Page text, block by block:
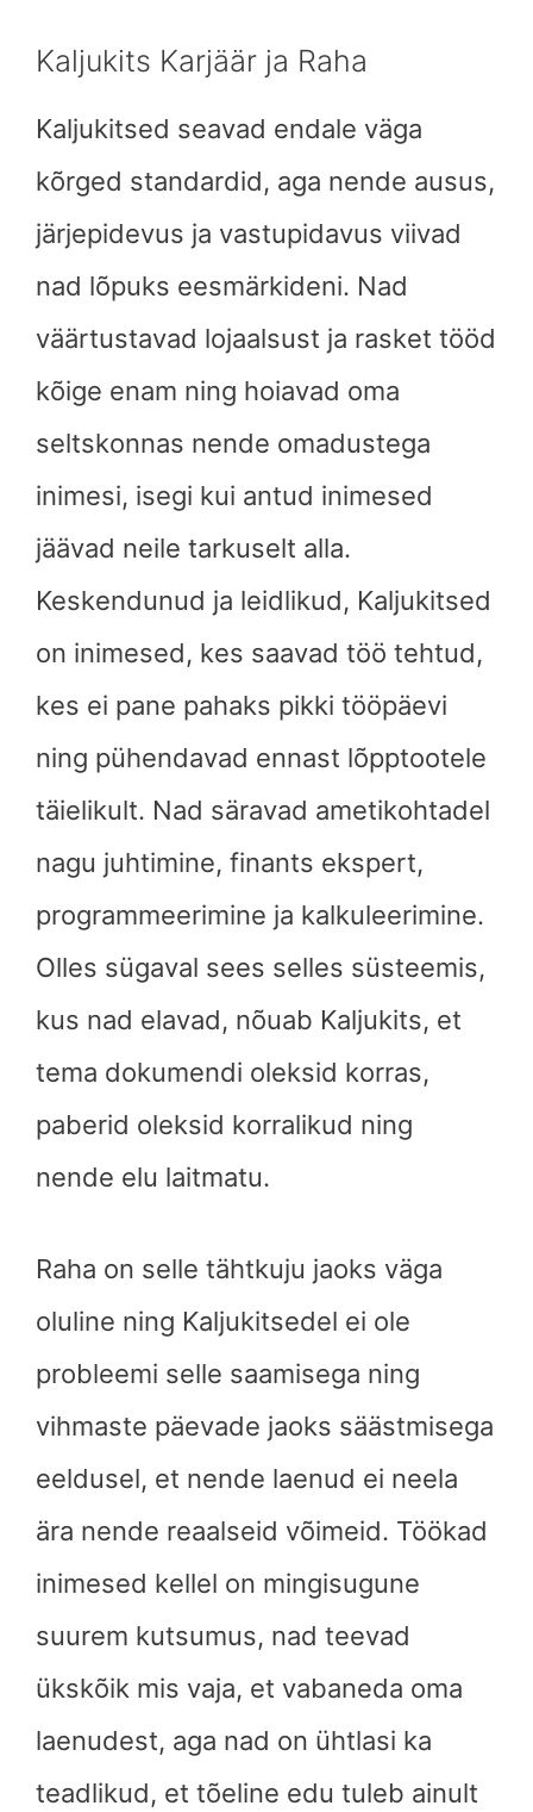
Kaljukits Karjäär ja Raha
Kaljukitsed seavad endale väga
kõrged standardid, aga nende ausus,
järjepidevus ja vastupidavus viivad
nad lõpuks eesmärkideni. Nad
väärtustavad lojaalsust ja rasket tööd
kõige enam ning hoiavad oma
seltskonnas nende omadustega
inimesi, isegi kui antud inimesed
jäävad neile tarkuselt alla.
Keskendunud ja leidlikud, Kaljukitsed
on inimesed, kes saavad töö tehtud,
kes ei pane pahaks pikki tööpäevi
ning pühendavad ennast lõpptootele
täielikult. Nad säravad ametikohtadel
nagu juhtimine, finants ekspert,
programmeerimine ja kalkuleerimine.
Olles sügaval sees selles süsteemis,
kus nad elavad, nõuab Kaljukits, et
tema dokumendi oleksid korras,
paberid oleksid korralikud ning
nende elu laitmatu.
Raha on selle tähtkuju jaoks väga
oluline ning Kaljukitsedel ei ole
probleemi selle saamisega ning
vihmaste päevade jaoks säästmisega
eeldusel, et nende laenud ei neela
ära nende reaalseid võimeid. Töökad
inimesed kellel on mingisugune
suurem kutsumus, nad teevad
ükskõik mis vaja, et vabaneda oma
laenudest, aga nad on ühtlasi ka
teadlikud, et tõeline edu tuleb ainult